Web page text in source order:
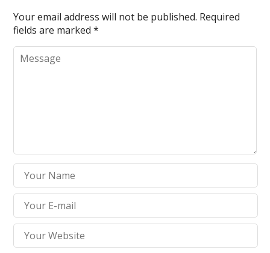
Your email address will not be published. Required
fields are marked*